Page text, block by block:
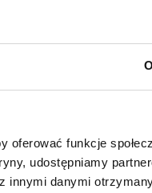
funkcje
udostępniamy
innymi danymi
się układają i dobrze
szarpnięcia w czasie
bezpieczeństwo. Firma
jeśli tylko zajdzie taka potrzeba,
podczas spacerów po